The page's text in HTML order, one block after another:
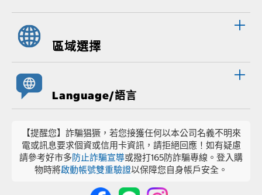
區域選擇
Language/語言
【提醒您】詐騙猖獗，若您接獲任何以本公司名義不明來
電或訊息要求個資或信用卡資訊，請拒絕回應！如有疑慮
請參考好市多防止詐騙宣導或撥打165防詐騙專線。登入購
物時將啟動帳號雙重驗證以保障您自身帳戶安全。